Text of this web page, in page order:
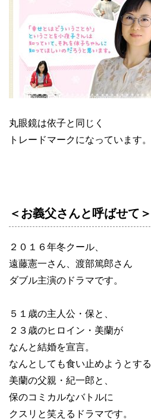
丸眼鏡は依子と同じく
トレードマークになっています。
＜お義父さんと呼ばせて＞
２０１６年冬クール、
遠藤憲一さん、渡部篤郎さん
ダブル主演のドラマです。
５１歳の主人公・保と、
２３歳のヒロイン・美蘭が
なんと結婚を宣言。
なんとしても食い止めようとする
美蘭の父親・紀一郎と、
保のコミカルなバトルに
クスリと笑えるドラマです。